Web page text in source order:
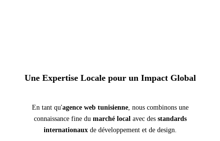
Une Expertise Locale pour un Impact Global
En tant qu'agence web tunisienne, nous combinons une
connaissance fine du marché localavec des standards
internationauxde développement et de design.